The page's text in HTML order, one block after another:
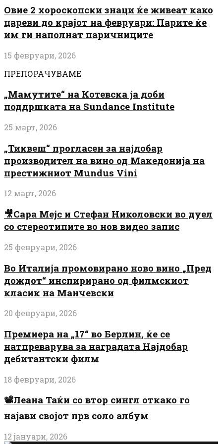
Овие 2 хороскопски знаци ќе живеат како
цареви до крајот на февруари: Парите ќе
им ги наполнат паричниците
15 февруари, 2026
ПРЕПОРАЧУВАМЕ
„Мамутите“ на Котевска ја доби
поддршката на Sundance Institute
25 март, 2026
„Тиквеш“ прогласен за најдобар
производител на вино од Македонија на
престижниот Mundus Vini
12 март, 2026
🎥Сара Мејс и Стефан Николовски во дуел
со стереотипите во нов видео запис
25 февруари, 2026
Во Италија промовирано ново вино „Пред
дождот“ инспирирано од филмскиот
класик на Манчевски
20 февруари, 2026
Премиера на „17“ во Берлин, ќе се
натпреварува за наградата Најдобар
дебитантски филм
18 февруари, 2026
📽️Леана Таќи со втор сингл откако го
најави својот прв соло албум
12 јануари, 2026